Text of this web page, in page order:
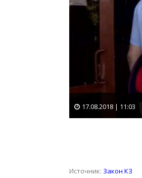
17.08.2018 | 11:03
Источник: Закон КЗ